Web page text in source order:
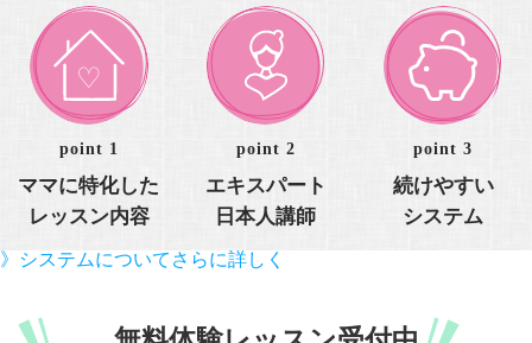
point 1
ママに特化した
レッスン内容
point 2
エキスパート
日本人講師
point 3
続けやすい
システム
》システムについてさらに詳しく